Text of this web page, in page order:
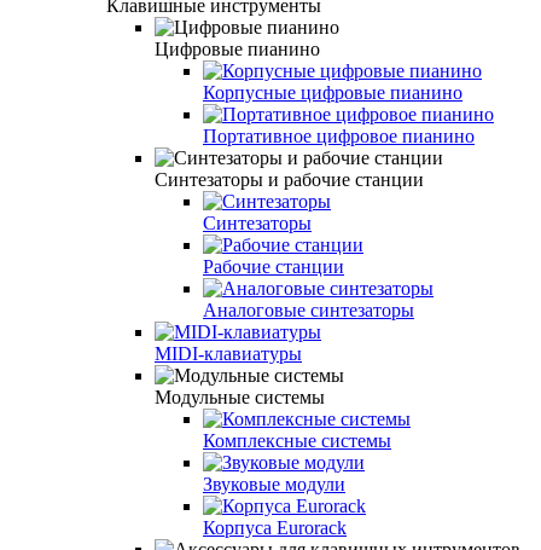
Клавишные инструменты
Цифровые пианино
Корпусные цифровые пианино
Портативное цифровое пианино
Синтезаторы и рабочие станции
Синтезаторы
Рабочие станции
Аналоговые синтезаторы
MIDI-клавиатуры
Модульные системы
Комплексные системы
Звуковые модули
Корпуса Eurorack